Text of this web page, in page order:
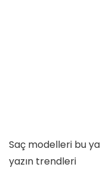
Saç modelleri bu
yazın trendleri